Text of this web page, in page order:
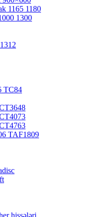
1165 1180
1300
TC84
TAF1809
hissələri